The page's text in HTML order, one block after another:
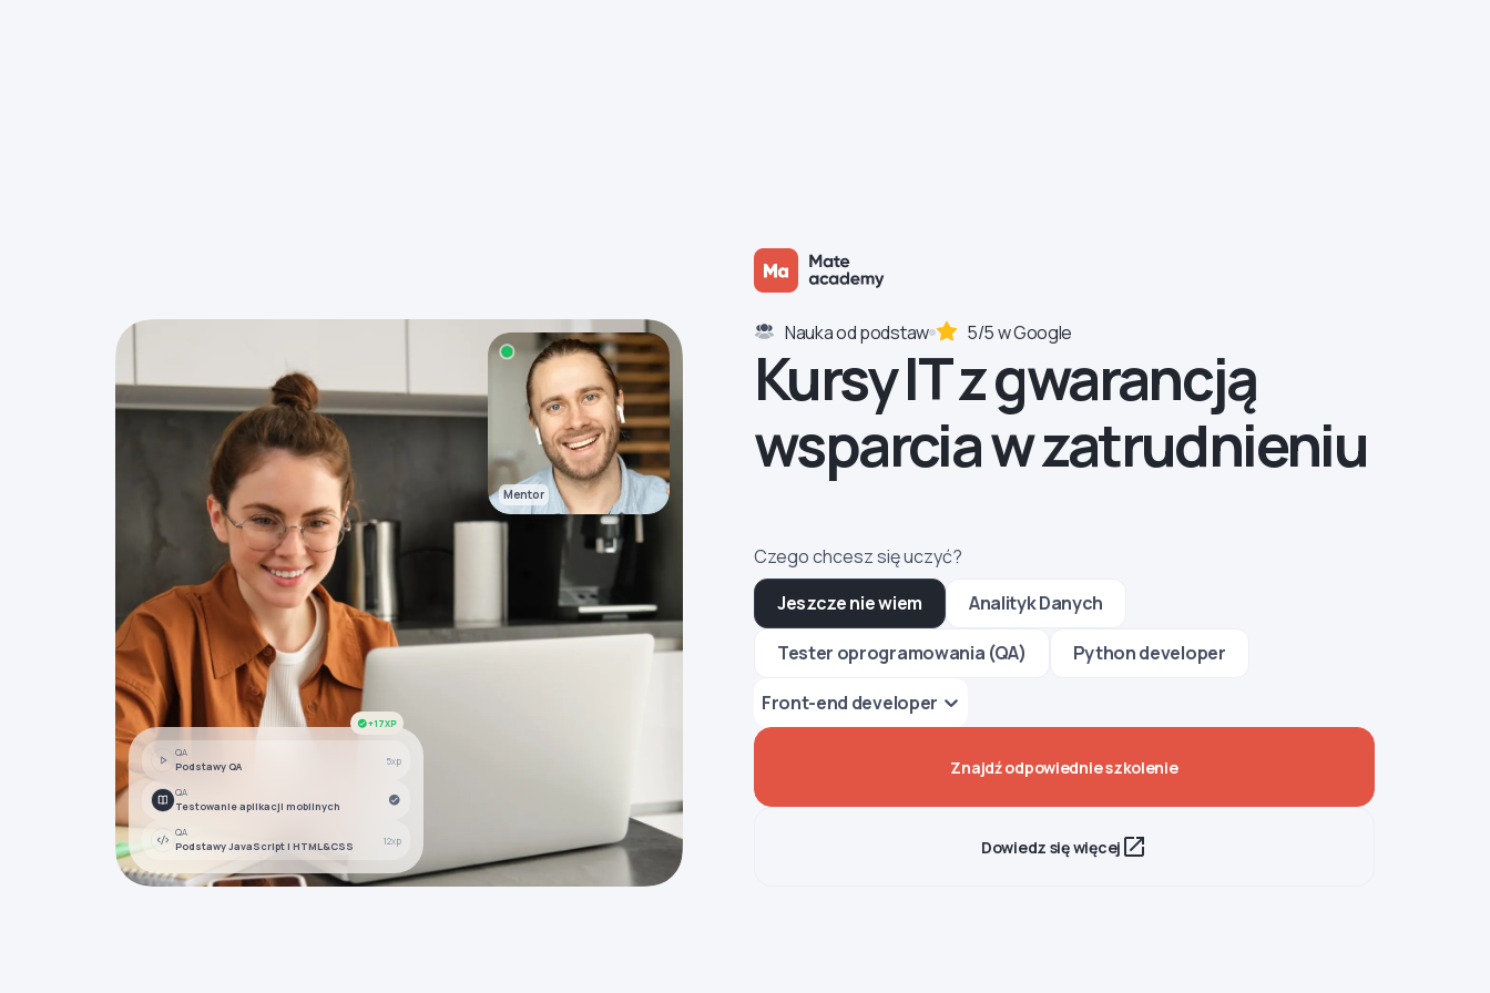
Mentor
+17XP
QA
Podstawy QA 5xp
QA
Testowanie aplikacji mobilnych
QA
Podstawy JavaScript i HTML&CSS 12xp
Nauka od podstaw 5/5 w Google
Kursy IT z gwarancją
wsparcia w zatrudnieniu
Czego chcesz się uczyć?
Jeszcze nie wiem
Analityk Danych
Tester oprogramowania (QA) Python developer
Front-end developer
Znajdź odpowiednie szkolenie
Dowiedz się więcej